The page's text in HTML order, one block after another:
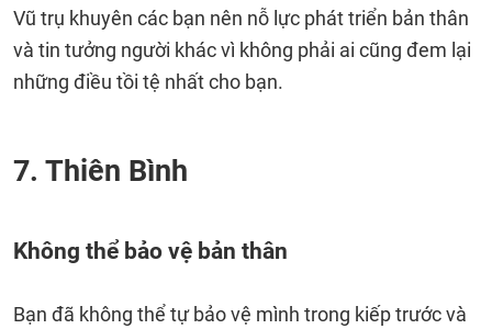
Vũ trụ khuyên các bạn nên nỗ lực phát triển bản thân
và tin tưởng người khác vì không phải ai cũng đem lại
những điều tồi tệ nhất cho bạn.
7. Thiên Bình
Không thể bảo vệ bản thân
Bạn đã không thể tự bảo vệ mình trong kiếp trước và